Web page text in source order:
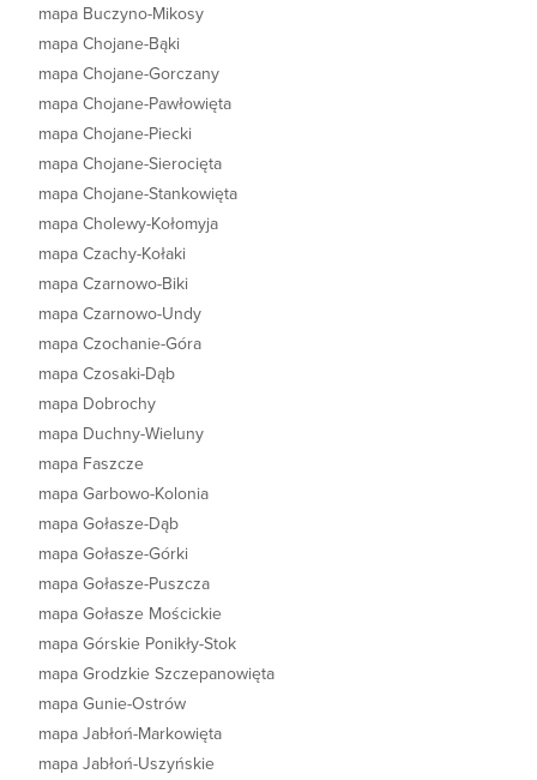
mapa Buczyno-Mikosy
mapa Chojane-Bąki
mapa Chojane-Gorczany
mapa Chojane-Pawłowięta
mapa Chojane-Piecki
mapa Chojane-Sierocięta
mapa Chojane-Stankowięta
mapa Cholewy-Kołomyja
mapa Czachy-Kołaki
mapa Czarnowo-Biki
mapa Czarnowo-Undy
mapa Czochanie-Góra
mapa Czosaki-Dąb
mapa Dobrochy
mapa Duchny-Wieluny
mapa Faszcze
mapa Garbowo-Kolonia
mapa Gołasze-Dąb
mapa Gołasze-Górki
mapa Gołasze-Puszcza
mapa Gołasze Mościckie
mapa Górskie Ponikły-Stok
mapa Grodzkie Szczepanowięta
mapa Gunie-Ostrów
mapa Jabłoń-Markowięta
mapa Jabłoń-Uszyńskie